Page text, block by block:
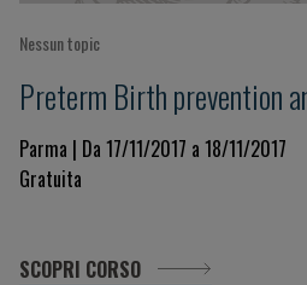
Nessun topic
Preterm Birth prevention
Parma | Da 17/11/2017 a 18/11/2017
Gratuita
SCOPRI CORSO